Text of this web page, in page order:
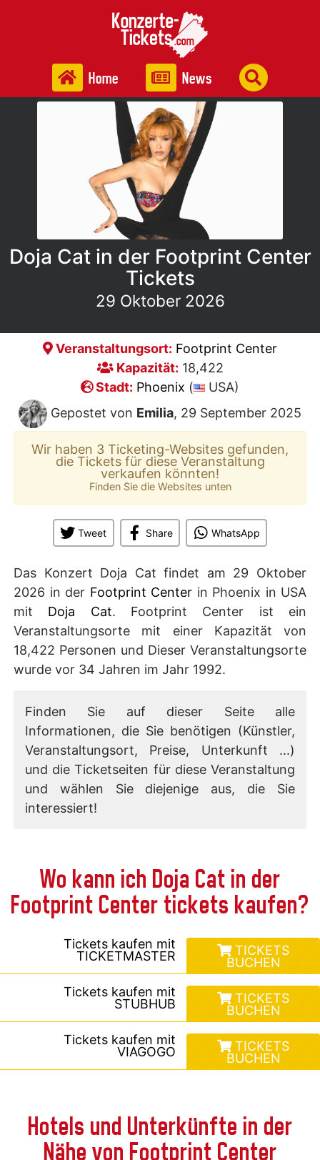
Home News
Doja Cat in der Footprint Center
Tickets
29 Oktober 2026
Veranstaltungsort: Footprint Center
Kapazität: 18,422
Stadt: Phoenix (
USA)
Gepostet von Emilia, 29 September 2025
Wir haben 3 Ticketing-Websites gefunden,
die Tickets für diese Veranstaltung
verkaufen könnten!
Finden Sie die Websites unten
Tweet Share WhatsApp
Das Konzert Doja Cat findet am 29 Oktober
2026 in der Footprint Center in Phoenix in USA
mit Doja Cat. Footprint Center ist ein
Veranstaltungsorte mit einer Kapazität von
18,422 Personen und Dieser Veranstaltungsorte
wurde vor 34 Jahren im Jahr 1992.
Finden Sie auf dieser Seite alle
Informationen, die Sie benötigen (Künstler,
Veranstaltungsort, Preise, Unterkunft ...)
und die Ticketseiten für diese Veranstaltung
und wählen Sie diejenige aus, die Sie
interessiert!
Wo kann ich Doja Cat in der
Footprint Center tickets kaufen?
Tickets kaufen mit
TICKETMASTER
TICKETS
BUCHEN
Tickets kaufen mit
STUBHUB
TICKETS
BUCHEN
Tickets kaufen mit
VIAGOGO
TICKETS
BUCHEN
Hotels und Unterkünfte in der
Nähe von Footprint Center